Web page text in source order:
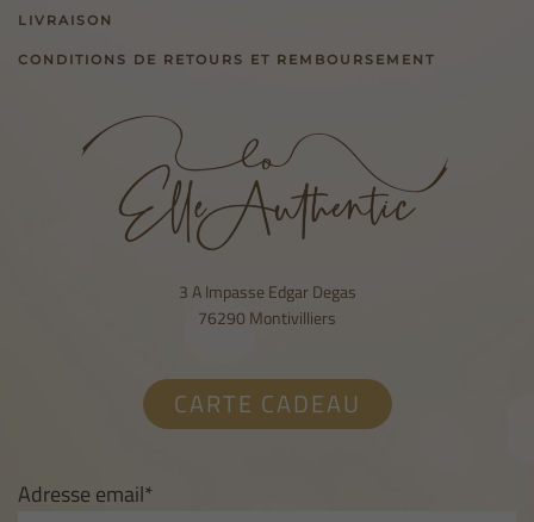
LIVRAISON
CONDITIONS DE RETOURS ET REMBOURSEMENT
3 A Impasse Edgar Degas
76290 Montivilliers
CARTE CADEAU
Adresse email*